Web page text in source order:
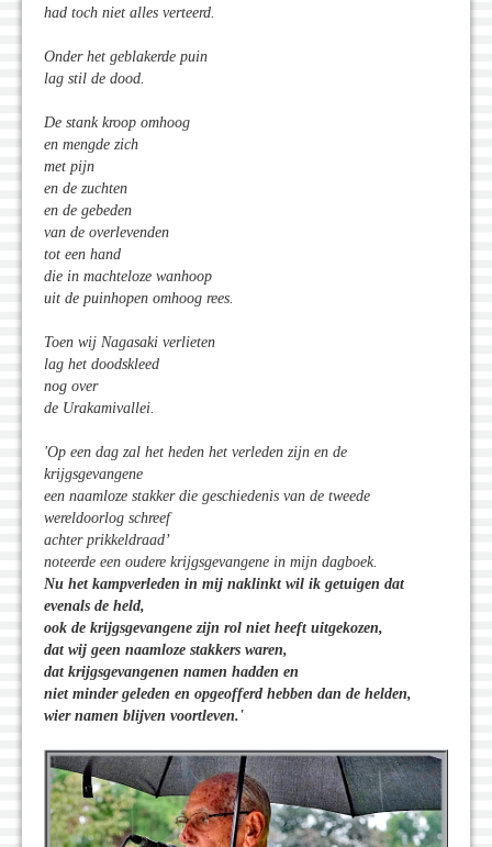
had toch niet alles verteerd.
Onder het geblakerde puin
lag stil de dood.
De stank kroop omhoog
en mengde zich
met pijn
en de zuchten
en de gebeden
van de overlevenden
tot een hand
die in machteloze wanhoop
uit de puinhopen omhoog rees.
Toen wij Nagasaki verlieten
lag het doodskleed
nog over
de Urakamivallei.
'Op een dag zal het heden het verleden zijn en de
krijgsgevangene
een naamloze stakker die geschiedenis van de tweede
wereldoorlog schreef
achter prikkeldraad’
noteerde een oudere krijgsgevangene in mijn dagboek.
Nu het kampverleden in mij naklinkt wil ik getuigen dat
evenals de held,
ook de krijgsgevangene zijn rol niet heeft uitgekozen,
dat wij geen naamloze stakkers waren,
dat krijgsgevangenen namen hadden en
niet minder geleden en opgeofferd hebben dan de helden,
wier namen blijven voortleven.'